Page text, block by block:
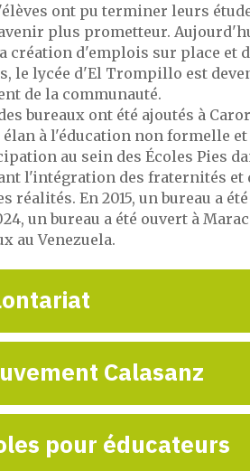
ont pu terminer leurs
plus prometteur.
création d'emplois sur place et
le lycée d'El Trompillo est
de la communauté.
des bureaux ont été ajoutés à
à l'éducation non formelle et
au sein des Écoles Pies
l'intégration des fraternités et
réalités. En 2015, un bureau a
un bureau a été ouvert à
au Venezuela.
Calasanz
pour éducateurs
ITAKA -
EN